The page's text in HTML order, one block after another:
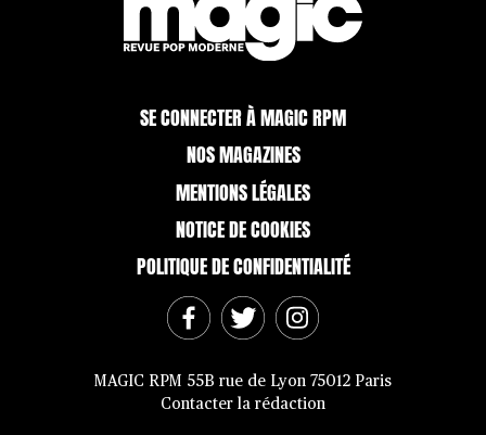
SE CONNECTER À MAGIC RPM
NOS MAGAZINES
MENTIONS LÉGALES
NOTICE DE COOKIES
POLITIQUE DE CONFIDENTIALITÉ
MAGIC RPM 55B rue de Lyon 75012 Paris
Contacter la rédaction